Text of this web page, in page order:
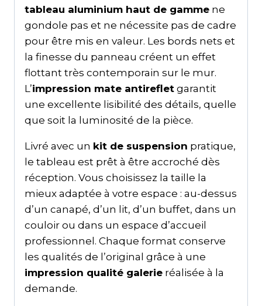
tableau aluminium haut de gamme ne
gondole pas et ne nécessite pas de cadre
pour être mis en valeur. Les bords nets et
la finesse du panneau créent un effet
flottant très contemporain sur le mur.
L’impression mate antireflet garantit
une excellente lisibilité des détails, quelle
que soit la luminosité de la pièce.
Livré avec un kit de suspension pratique,
le tableau est prêt à être accroché dès
réception. Vous choisissez la taille la
mieux adaptée à votre espace : au-dessus
d’un canapé, d’un lit, d’un buffet, dans un
couloir ou dans un espace d’accueil
professionnel. Chaque format conserve
les qualités de l’original grâce à une
impression qualité galerie réalisée à la
demande.